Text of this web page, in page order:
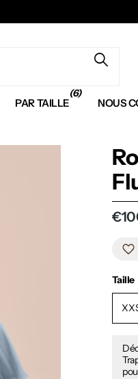
PAR TAILLE
(6)
NOUS
Taille